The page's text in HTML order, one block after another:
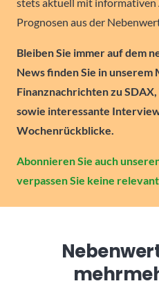
stets aktuell mit
Prognosen aus der
Bleiben Sie immer auf dem
News finden Sie in unserem
Finanznachrichten zu SDAX,
sowie interessante
Wochenrückblicke.
Abonnieren Sie auch
verpassen Sie keine
mehr